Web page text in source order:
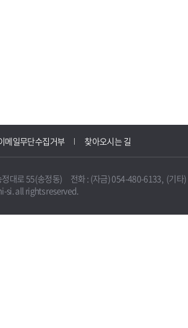
메일무단수집거부 찾아오시는 길
정대로 55(송정동) 전화 : (자금) 054-480-6133, (기타
si. all rights reserved.